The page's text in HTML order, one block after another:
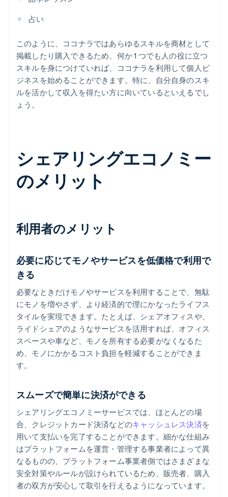
占い
このように、ココナラではあらゆるスキルを商材として
掲載したり購入できるため、何か 1 つでも人の役に立つ
スキルを身につけていれば、ココナラを利用して個人ビ
ジネスを始めることができます。特に、自分自身のスキ
ルを活かして収入を得たい方に向いているといえるでし
ょう。
シェアリングエコノミー
のメリット
利用者のメリット
必要に応じてモノやサービスを低価格で利用で
きる
必要なときだけモノやサービスを利用することで、無駄
にモノを増やさず、より経済的で理にかなったライフス
タイルを実現できます。たとえば、シェアオフィスや、
ライドシェアのようなサービスを活用すれば、オフィス
スペースや車など、モノを所有する必要がなくなるた
め、モノにかかるコスト負担を軽減することができま
す。
スムーズで簡単に決済ができる
シェアリングエコノミーサービスでは、ほとんどの場
合、クレジットカード決済などのキャッシュレス決済を
用いて支払いを完了することができます。細かな仕組み
はプラットフォームを運営・管理する事業者によって異
なるものの、プラットフォーム事業者側ではさまざまな
安全対策やルールが設けられているため、販売者、購入
者の双方が安心して取引を行えるようになっています。